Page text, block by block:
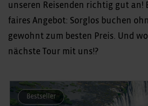
unseren Reisenden richtig gut an!
faires Angebot: Sorglos buchen
gewohnt zum besten Preis. Und
nächste Tour mit uns!?
Bestseller